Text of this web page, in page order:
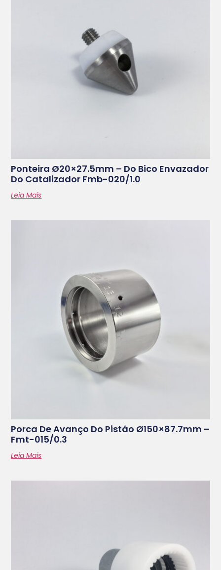
Ponteira Ø20×27.5mm – Do Bico Envazador
Do Catalizador Fmb-020/1.0
Leia Mais
Porca De Avanço Do Pistâo Ø150×87.7mm –
Fmt-015/0.3
Leia Mais